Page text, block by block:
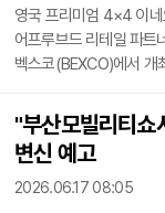
영국 프리미엄 4×4 이
어프루브드 리테일 파
벡스코(BEXCO)에서 개
이네오스 그레나디어와
운영한다. 이를 통해 정
정체성과 차별화된 헤
이네오스 그레나디어:
"부산모빌리티쇼
변신 예고
2026.06.17 08:05